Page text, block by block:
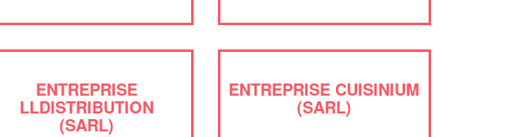
ENTREPRISE
LLDISTRIBUTION
(SARL)
ENTREPRISE CUISINIUM
(SARL)